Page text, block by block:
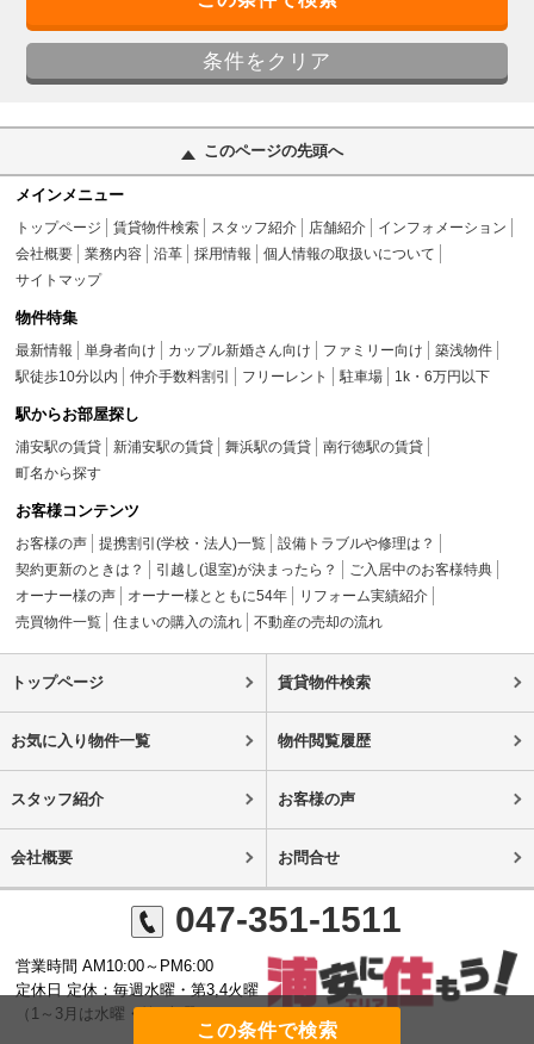
このページの先頭へ
メインメニュー
トップページ 賃貸物件検索 スタッフ紹介 店舗紹介
インフォメーション
会社概要
業務内容 沿革 採用情報
個人情報の取扱いについて
サイトマップ
物件特集
最新情報 単身者向け カップル新婚さん向け ファミリー向け
築浅物件
駅徒歩10分以内
仲介手数料割引 フリーレント 駐車場 1k・6万円以下
駅からお部屋探し
浦安駅の賃貸 新浦安駅の賃貸 舞浜駅の賃貸
南行徳駅の賃貸
町名から探す
お客様コンテンツ
お客様の声 提携割引(学校・法人)一覧
設備トラブルや修理は？
契約更新のときは？
引越し(退室)が決まったら？
ご入居中のお客様特典
オーナー様の声
オーナー様とともに54年
リフォーム実績紹介
売買物件一覧
住まいの購入の流れ 不動産の売却の流れ
トップページ 賃貸物件検索
お気に入り物件一覧 物件閲覧履歴
スタッフ紹介 お客様の声
会社概要 お問合せ
047-351-1511
営業時間 AM10:00～PM6:00
定休日 定休：毎週水曜・第3,4火曜
（1～3月は水曜・第3火曜）